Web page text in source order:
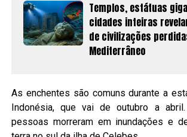
Templos, estátuas
cidades inteiras
de civilizações
Mediterrâneo
As enchentes são comuns durante a
Indonésia, que vai de outubro a
pessoas morreram em inundações e